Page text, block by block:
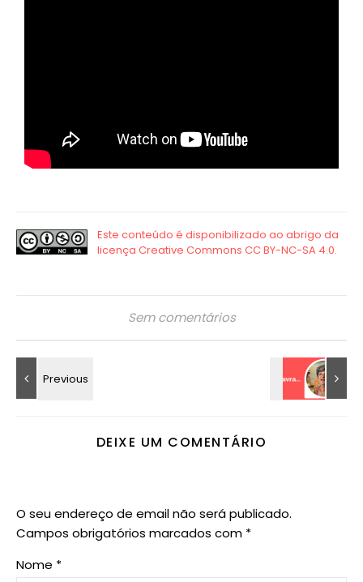
Sem comentários
DEIXE UM COMENTÁRIO
O seu endereço de email não será publicado.
Campos obrigatórios marcados com *
Nome *